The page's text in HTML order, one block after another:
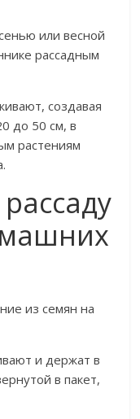
или весной
рассадным
создавая
до 50 см, в
растениям
из семян на
и держат в
в пакет,